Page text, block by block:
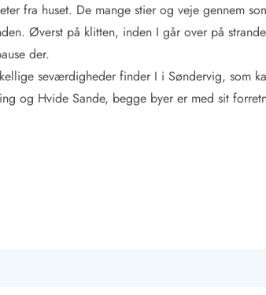
fra huset. De mange stier og veje gennem
Øverst på klitten, inden I går over på
der.
seværdigheder finder I i Søndervig, som
og Hvide Sande, begge byer er med sit